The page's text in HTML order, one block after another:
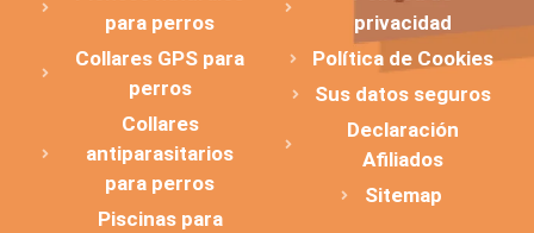
para perros
Collares GPS para
perros
Collares
antiparasitarios
para perros
Piscinas para
privacidad
Política de Cookies
Sus datos seguros
Declaración
Afiliados
Sitemap